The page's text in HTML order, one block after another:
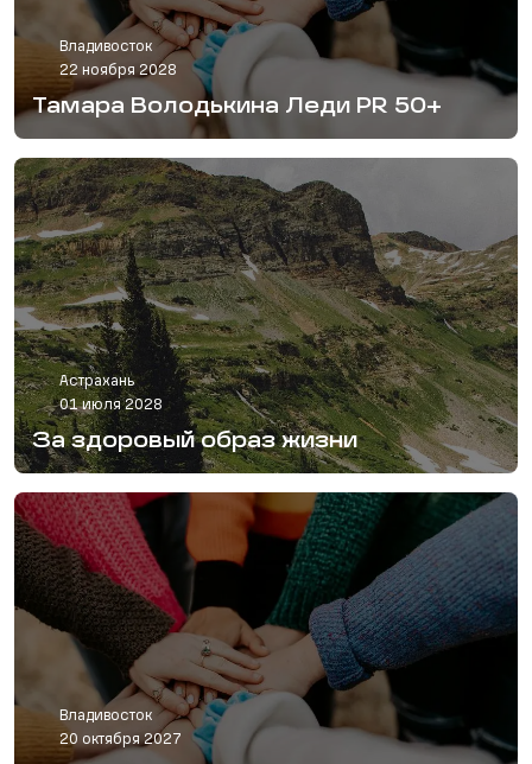
Владивосток
22 ноября 2028
Тамара Володькина Леди PR 50+
Астрахань
01 июля 2028
За здоровый образ жизни
Владивосток
20 октября 2027